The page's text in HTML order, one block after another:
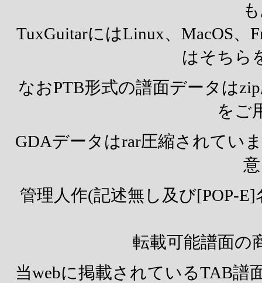
TuxGuitarにはLinux、MacOS
はそちら
なおPTB形式の譜面データは
をご
GDAデータはrar圧縮されてい
管理人作(記述無し及び[POP-
転載可能譜面の
当webに掲載されているTAB譜